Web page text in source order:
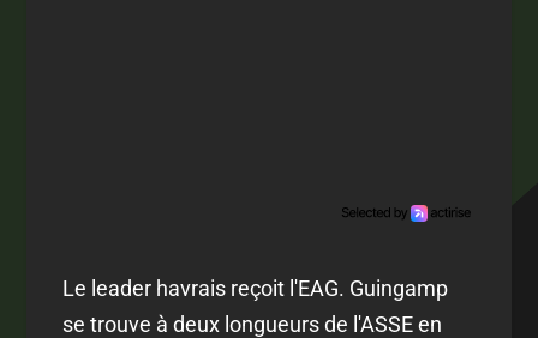
Le leader havrais reçoit l'EAG. Guingamp
se trouve à deux longueurs de l'ASSE en